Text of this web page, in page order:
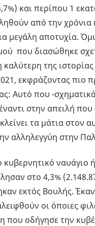
και πε­ρί­που 1
από την χρό­νια
με­γά­λη απο­τυ­χία.
που δια­σώ­θη­κε
της
εκ­φρά­ζο­ντας πιο
Αυτό που -
στην απει­λή
τα μάτια στον
αλ­λη­λεγ­γύη στην
ναυά­γιο
στο 4,3%
εκτός Βου­λής.
οι όποιες
που οδή­γη­σε την